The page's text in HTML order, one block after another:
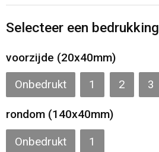
Themapakketten
Caps, Hoeden en Mutsen
Selecteer een bedrukking
voorzijde (20x40mm)
Onbedrukt 1 2 3
rondom (140x40mm)
Onbedrukt 1